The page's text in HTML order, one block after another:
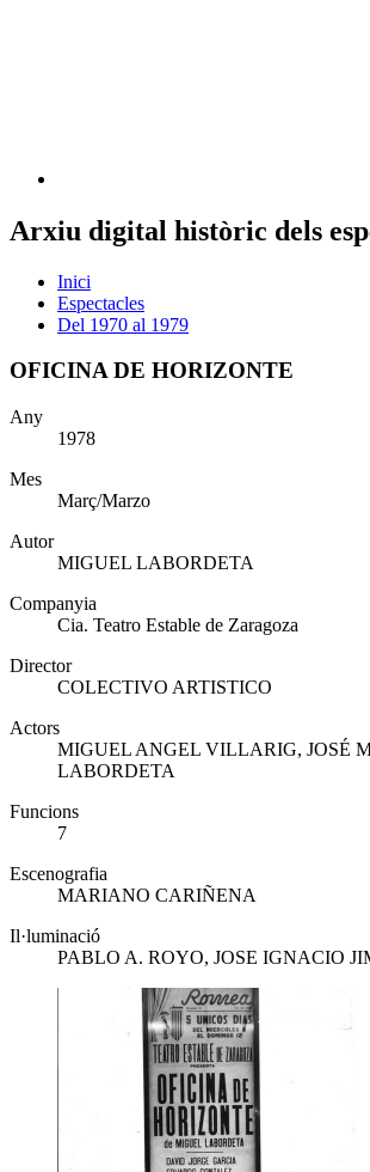
Arxiu digital històric dels
Inici
Espectacles
Del 1970 al 1979
OFICINA DE HORIZONTE
Any
1978
Mes
Març/Marzo
Autor
MIGUEL LABORDETA
Companyia
Cia. Teatro Estable de Zaragoza
Director
COLECTIVO ARTISTICO
Actors
MIGUEL ANGEL VILLARIG, JOSÉ
LABORDETA
Funcions
7
Escenografia
MARIANO CARIÑENA
Il·luminació
PABLO A. ROYO, JOSE IGNACIO